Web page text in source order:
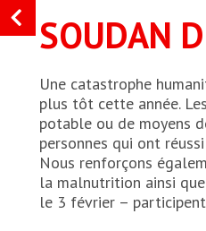
SOUDAN
Une catastrophe
plus tôt cette année.
potable ou de moyens
personnes qui ont
Nous renforçons
la malnutrition ainsi
le 3 février –